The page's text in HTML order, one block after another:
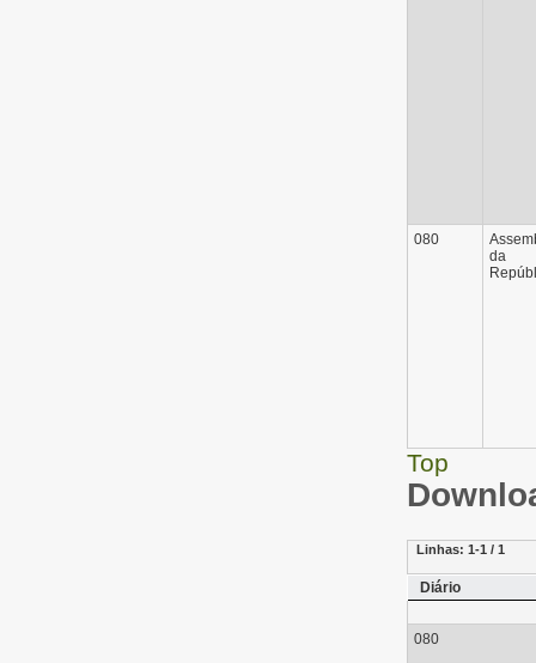
080
da
Top
Linhas: 1-1 / 1
Diário
080